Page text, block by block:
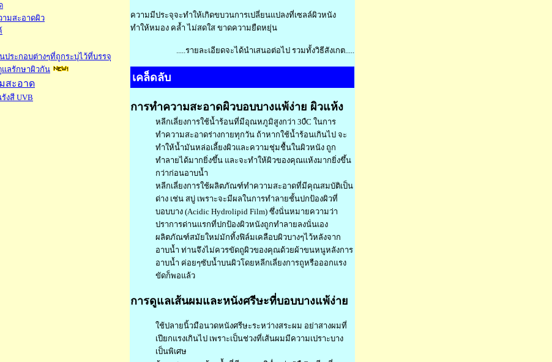
ามสะอาดผิว
ระกอบต่างๆที่ถูกระบุไว้ที่บรรจุ
ลรักษาผิวกัน
สะอาด
งสี UVB
ความมีประจุจะทำให้เกิดขบวนการเปลี่ยนแปลงที่เซลล์ผิวหนัง
ทำให้หมอง คล้ำ ไม่สดใส ขาดความยืดหยุ่น
.....รายละเอียดจะได้นำเสนอต่อไป รวมทั้งวิธีสังเกต.....
เคล็ดลับ
การทำความสะอาดผิวบอบบางแพ้ง่าย ผิวแห้ง
หลีกเลี่ยงการใช้น้ำร้อนที่มีอุณหภูมิสูงกว่า 30ํC ในการ
ทำความสะอาดร่างกายทุกวัน ถ้าหากใช้น้ำร้อนเกินไป จะ
ทำให้น้ำมันหล่อเลี้ยงผิวและความชุ่มชื้นในผิวหนัง ถูก
ทำลายได้มากยิ่งขึ้น และจะทำให้ผิวของคุณแห้งมากยิ่งขึ้น
กว่าก่อนอาบน้ำ
หลีกเลี่ยงการใช้ผลิตภัณฑ์ทำความสะอาดที่มีคุณสมบัติเป็น
ด่าง เช่น สบู่ เพราะจะมีผลในการทำลายชั้นปกป้องผิวที่
บอบบาง (Acidic Hydrolipid Film) ซึ่งนั่นหมายความว่า
ปราการด่านแรกที่ปกป้องผิวหนังถูกทำลายลงนั่นเอง
ผลิตภัณฑ์สมัยใหม่มักทิ้งฟิล์มเคลือบผิวบางๆไว้หลังจาก
อาบน้ำ ท่านจึงไม่ควรขัดถูผิวของคุณด้วยผ้าขนหนูหลังการ
อาบน้ำ ค่อยๆซับน้ำบนผิวโดยหลีกเลี่ยงการถูหรือออกแรง
ขัดก็พอแล้ว
การดูแลเส้นผมและหนังศรีษะที่บอบบางแพ้ง่าย
ใช้ปลายนิ้วมือนวดหนังศรีษะระหว่างสระผม อย่าสางผมที่
เปียกแรงเกินไป เพราะเป็นช่วงที่เส้นผมมีความเปราะบาง
เป็นพิเศษ